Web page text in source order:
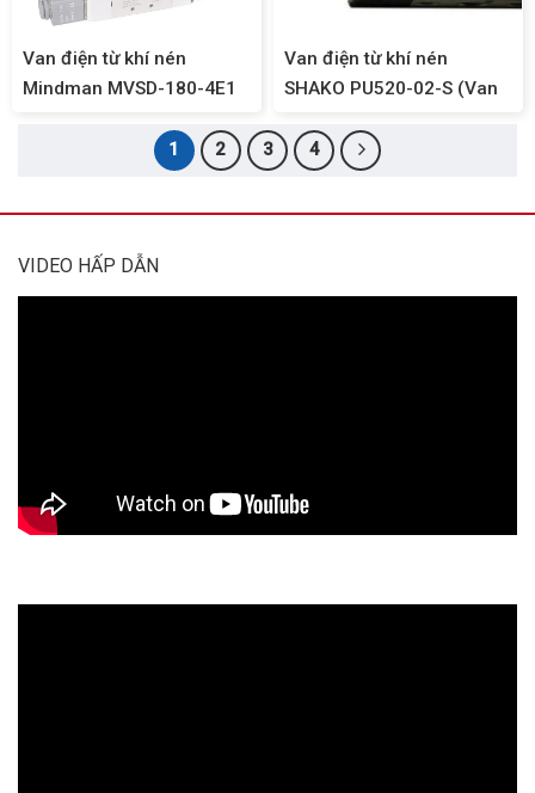
Van điện từ khí nén
Mindman MVSD-180-4E1
Van điện từ khí nén
SHAKO PU520-02-S (Van
13mm)
1 2 3 4
VIDEO HẤP DẪN